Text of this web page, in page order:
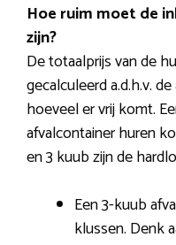
Hoe ruim moet de
zijn?
De totaalprijs van de
gecalculeerd a.d.h.v.
hoeveel er vrij komt.
afvalcontainer huren
en 3 kuub zijn de
Een 3-kuub
klussen. Denk